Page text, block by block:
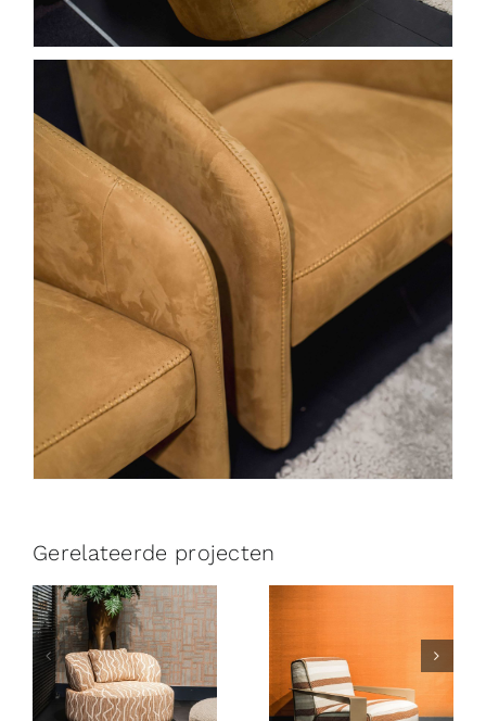
Gerelateerde projecten